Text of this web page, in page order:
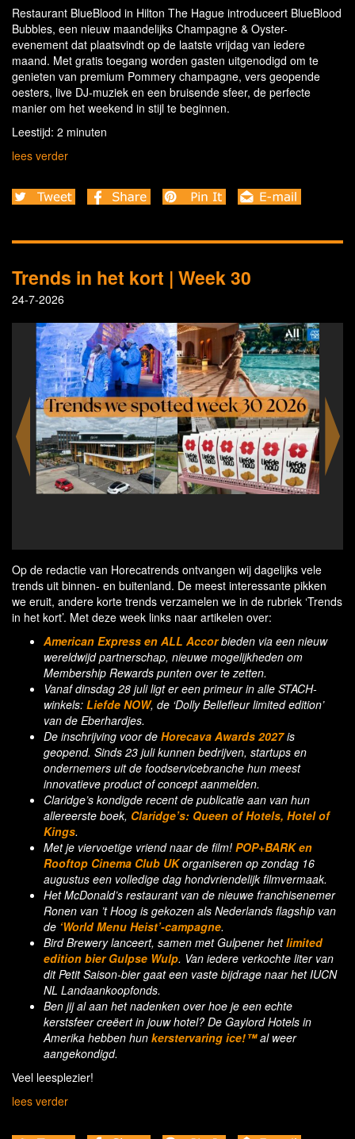
Restaurant BlueBlood in Hilton The Hague introduceert BlueBlood
Bubbles, een nieuw maandelijks Champagne & Oyster-
evenement dat plaatsvindt op de laatste vrijdag van iedere
maand. Met gratis toegang worden gasten uitgenodigd om te
genieten van premium Pommery champagne, vers geopende
oesters, live DJ-muziek en een bruisende sfeer, de perfecte
manier om het weekend in stijl te beginnen.
Leestijd: 2 minuten
lees verder
Trends in het kort | Week 30
24-7-2026
Op de redactie van Horecatrends ontvangen wij dagelijks vele
trends uit binnen- en buitenland. De meest interessante pikken
we eruit, andere korte trends verzamelen we in de rubriek ‘Trends
in het kort’. Met deze week links naar artikelen over:
American Express en ALL Accorbieden via een nieuw
wereldwijd partnerschap, nieuwe mogelijkheden om
Membership Rewards punten over te zetten.
Vanaf dinsdag 28 juli ligt er een primeur in alle STACH-
winkels: Liefde NOW, de ‘Dolly Bellefleur limited edition’
van de Eberhardjes.
De inschrijving voor de Horecava Awards 2027 is
geopend. Sinds 23 juli kunnen bedrijven, startups en
ondernemers uit de foodservicebranche hun meest
innovatieve product of concept aanmelden.
Claridge’s kondigde recent de publicatie aan van hun
allereerste boek, Claridge’s: Queen of Hotels, Hotel of
Kings.
Met je viervoetige vriend naar de film! POP+BARK en
Rooftop Cinema Club UKorganiseren op zondag 16
augustus een volledige dag hondvriendelijk filmvermaak.
Het McDonald’s restaurant van de nieuwe franchisenemer
Ronen van ’t Hoog is gekozen als Nederlands flagship van
de ‘World Menu Heist’-campagne.
Bird Brewery lanceert, samen met Gulpener hetlimited
edition bier Gulpse Wulp. Van iedere verkochte liter van
dit Petit Saison-bier gaat een vaste bijdrage naar het IUCN
NL Landaankoopfonds.
Ben jij al aan het nadenken over hoe je een echte
kerstsfeer creëert in jouw hotel? De Gaylord Hotels in
Amerika hebben hun kerstervaring ice!™al weer
aangekondigd.
Veel leesplezier!
lees verder